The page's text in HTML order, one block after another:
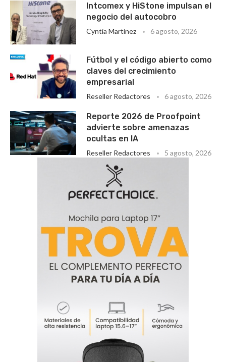
Intcomex y HiStone impulsan el
negocio del autocobro
Cyntia Martinez 6 agosto, 2026
Fútbol y el código abierto como
claves del crecimiento
empresarial
Reseller Redactores 6 agosto, 2026
Reporte 2026 de Proofpoint
advierte sobre amenazas
ocultas en IA
Reseller Redactores 5 agosto, 2026